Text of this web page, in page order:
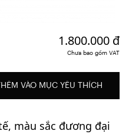
1.800.000 đ
Chưa bao gồm VAT
THÊM VÀO MỤC YÊU THÍCH
màu sắc đương đại